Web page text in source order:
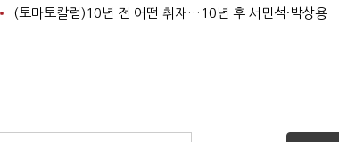
(토마토칼럼)10년 전 어떤 취재…10년 후 서민석·박상용